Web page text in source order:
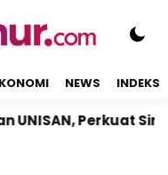
NEWS INDEKS
Perkuat Sinergi